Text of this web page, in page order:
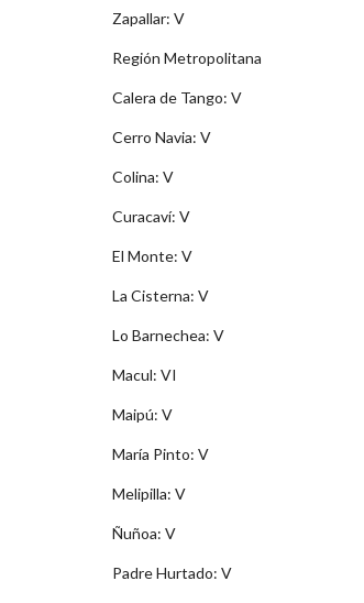
Zapallar: V
Región Metropolitana
Calera de Tango: V
Cerro Navia: V
Colina: V
Curacaví­: V
El Monte: V
La Cisterna: V
Lo Barnechea: V
Macul: VI
Maipú: V
María Pinto: V
Melipilla: V
Ñuñoa: V
Padre Hurtado: V